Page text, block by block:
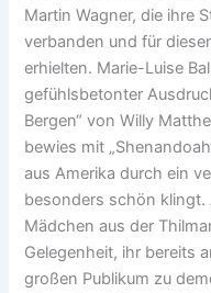
Martin Wagner, die ihre
verbanden und für
erhielten. Marie-Luise
gefühlsbetonter
Bergen“ von Willy
bewies mit
aus Amerika durch ein
besonders schön klingt.
Mädchen aus der
Gelegenheit, ihr bereits
großen Publikum zu